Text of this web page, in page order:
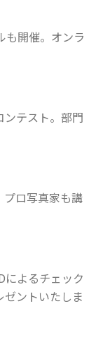
も開催。オンラ
ンテスト。部門
ロ写真家も講
によるチェック
ントいたしま